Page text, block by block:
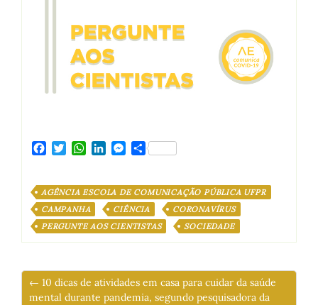
Facebook
TwitterWhatsApp
LinkedInMessenger
Share
AGÊNCIA ESCOLA DE COMUNICAÇÃO PÚBLICA UFPR
CAMPANHA
CIÊNCIA
CORONAVÍRUS
PERGUNTE AOS CIENTISTAS
SOCIEDADE
← 10 dicas de atividades em casa para cuidar da saúde
mental durante pandemia, segundo pesquisadora da